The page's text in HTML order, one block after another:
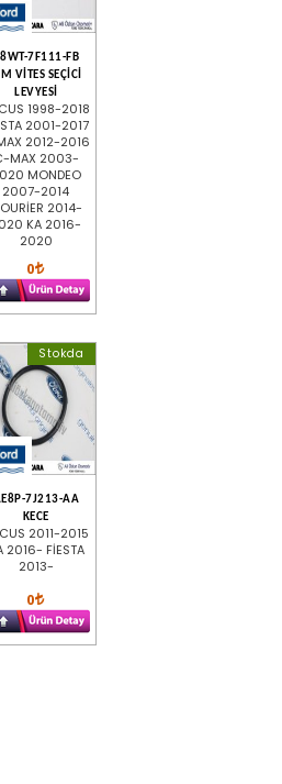
7F111-FB
VİTES SEÇİCİ
LEVYESİ
1998-2018
2001-2017
2012-2016
MAX 2003-
MONDEO
2007-2014
2014-
KA 2016-
2020
0
Stokda
7J213-AA
KECE
2011-2015
2016- FİESTA
2013-
0